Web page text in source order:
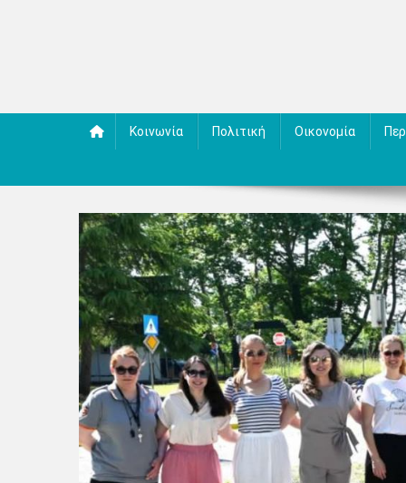
Κοινωνία Πολιτική Οικονομία